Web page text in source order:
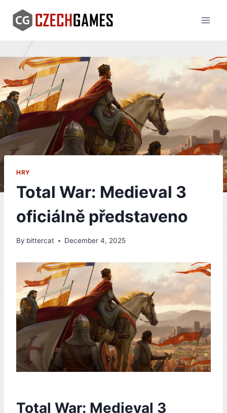
content
HRY
Total War: Medieval 3
oficiálně představeno
By bittercat December 4, 2025
Total War: Medieval 3